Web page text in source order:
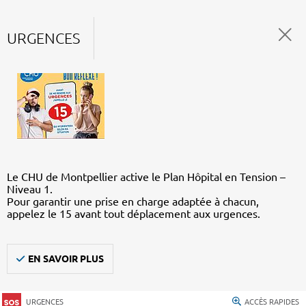
URGENCES
Le CHU de Montpellier active le Plan Hôpital en Tension –
Niveau 1.
Pour garantir une prise en charge adaptée à chacun,
appelez le 15 avant tout déplacement aux urgences.
EN SAVOIR PLUS
URGENCES ACCÈS RAPIDES